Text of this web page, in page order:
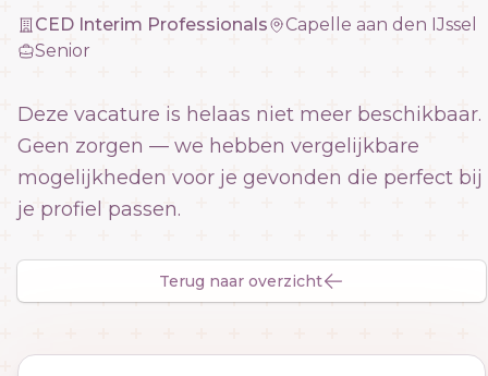
CED Interim Professionals
Capelle aan den IJssel
Senior
Deze vacature is helaas niet meer beschikbaar.
Geen zorgen — we hebben vergelijkbare
mogelijkheden voor je gevonden die perfect bij
je profiel passen.
Terug naar overzicht